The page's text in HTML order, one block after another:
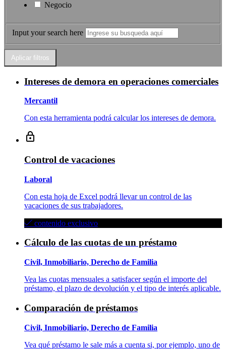
Negocio
Input your search here
Intereses de demora en operaciones comerciales
Mercantil
Con esta herramienta podrá calcular los intereses de demora.
Control de vacaciones
Laboral
Con esta hoja de Excel podrá llevar un control de las
vacaciones de sus trabajadores.
contenido exclusivo
Cálculo de las cuotas de un préstamo
Civil, Inmobiliario, Derecho de Familia
Vea las cuotas mensuales a satisfacer según el importe del
préstamo, el plazo de devolución y el tipo de interés aplicable.
Comparación de préstamos
Civil, Inmobiliario, Derecho de Familia
Vea qué préstamo le sale más a cuenta si, por ejemplo, uno de